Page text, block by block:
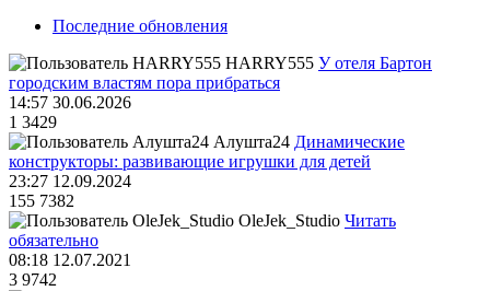
Последние обновления
HARRY555 У отеля Бартон
городским властям пора прибраться
14:57 30.06.2026
1 3429
Алушта24 Динамические
конструкторы: развивающие игрушки для детей
23:27 12.09.2024
155 7382
OleJek_Studio Читать
обязательно
08:18 12.07.2021
3 9742